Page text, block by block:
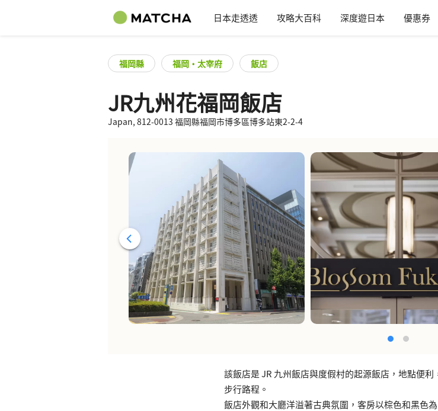
日本走透透 攻略大百科 深度遊日本 優惠券
福岡縣 福岡・太宰府 飯店
JR九州花福岡飯店
Japan, 812-0013 福岡縣福岡市博多區博多站東2-2-4
該飯店是 JR 九州飯店與度假村的起源飯店，地點便利
步行路程。
飯店外觀和大廳洋溢著古典氛圍，客房以棕色和黑色